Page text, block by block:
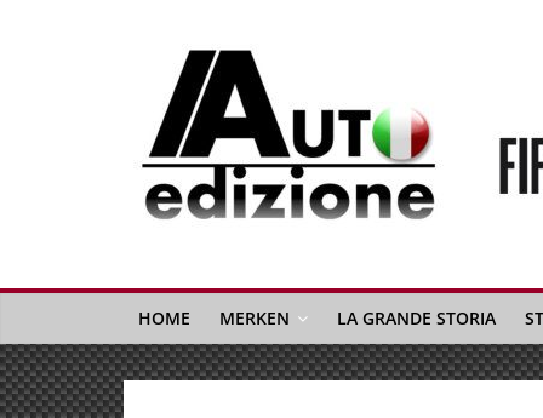
Auto
Edizione
La
Gazetta
dell'Automobile
Italiana
|
HOME MERKEN LA GRANDE STORIA